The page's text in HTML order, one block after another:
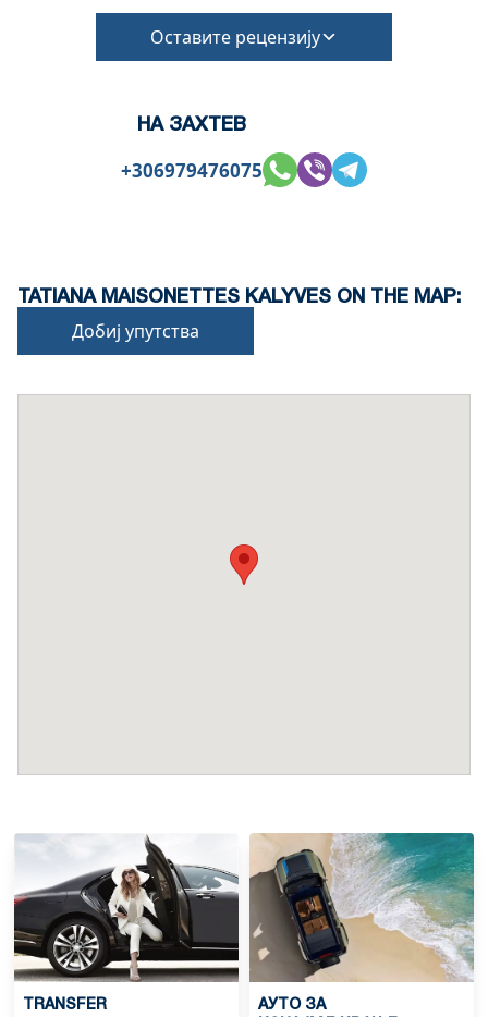
Оставите рецензију
НА ЗАХТЕВ
+306979476075
TATIANA MAISONETTES KALYVES ON THE MAP:
Добиј упутства
TRANSFER
АУТО ЗА